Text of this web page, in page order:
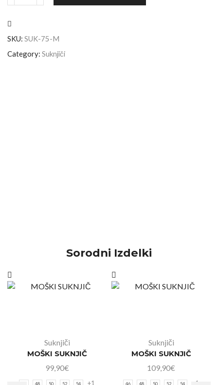
SKU: SUK-75-M
Category: Suknjiči
Sorodni Izdelki
Suknjiči
MOŠKI SUKNJIČ
99,90€
+1
Suknjiči
MOŠKI SUKNJIČ
109,90€
+1